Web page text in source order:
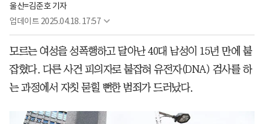
울산=김준호 기자
업데이트 2025.04.18. 17:57
모르는 여성을 성폭행하고 달아난 40대 남성이 15년 만에 붙
잡혔다. 다른 사건 피의자로 붙잡혀 유전자(DNA) 검사를 하
는 과정에서 자칫 묻힐 뻔한 범죄가 드러났다.